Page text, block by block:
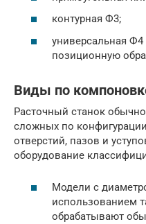
контурная Ф3;
универсальная
позиционную
Виды по
Расточный станок
сложных по
отверстий, пазов и
оборудование
Модели с
использованием
обрабатывают